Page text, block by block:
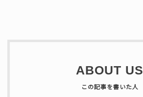
ABOUT US